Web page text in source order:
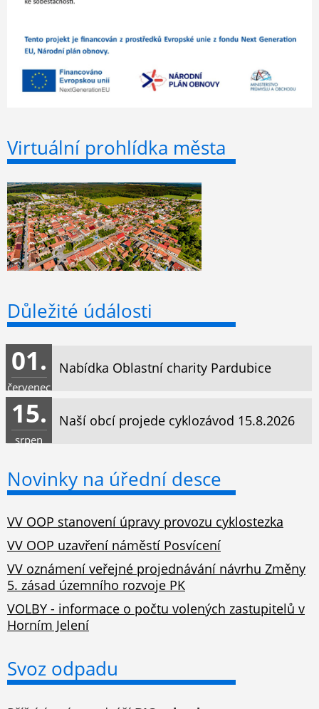
Virtuální prohlídka města
Důležité údálosti
Nabídka Oblastní charity Pardubice
01.
červenec
Naší obcí projede cyklozávod 15.8.2026
15.
srpen
Novinky na úřední desce
VV OOP stanovení úpravy provozu cyklostezka
VV OOP uzavření náměstí Posvícení
VV oznámení veřejné projednávání návrhu Změny
5. zásad územního rozvoje PK
VOLBY - informace o počtu volených zastupitelů v
Horním Jelení
Svoz odpadu